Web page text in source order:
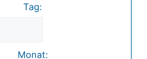
Tag:
Monat: